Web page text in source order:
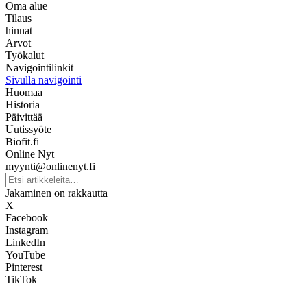
Oma alue
Tilaus
hinnat
Arvot
Työkalut
Navigointilinkit
Sivulla navigointi
Huomaa
Historia
Päivittää
Uutissyöte
Biofit.fi
Online Nyt
myynti@onlinenyt.fi
Jakaminen on rakkautta
X
Facebook
Instagram
LinkedIn
YouTube
Pinterest
TikTok